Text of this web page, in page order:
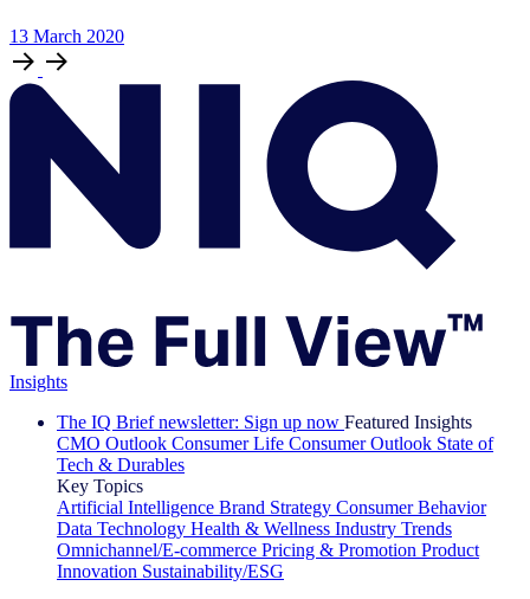
13 March 2020
Insights
The IQ Brief newsletter: Sign up now Featured Insights
CMO Outlook Consumer Life Consumer Outlook State of
Tech & Durables
Key Topics
Artificial Intelligence Brand Strategy Consumer Behavior
Data Technology Health & Wellness Industry Trends
Omnichannel/E-commerce Pricing & Promotion Product
Innovation Sustainability/ESG